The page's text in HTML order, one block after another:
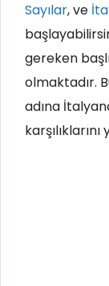
Sayılar, ve
gereken
olmaktadır.
adına
karşılıklarını